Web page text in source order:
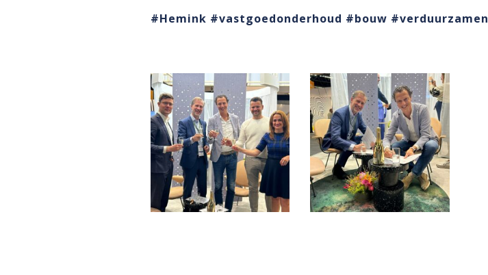
#Hemink #vastgoedonderhoud #bouw #verduurzamen